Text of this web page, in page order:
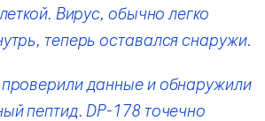
Вирус, обычно легко
теперь оставался снаружи.
данные и обнаружили
пептид. DP-178 точечно